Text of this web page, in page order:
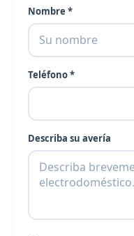
Nombre *
Teléfono *
Describa su avería